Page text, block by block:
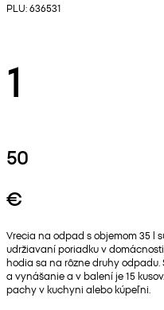
PLU: 636531
1
50
€
Vrecia na odpad s objemom 35 l
udržiavaní poriadku v
hodia sa na rôzne druhy
a vynášanie a v balení je 15
pachy v kuchyni alebo kúpeľni.